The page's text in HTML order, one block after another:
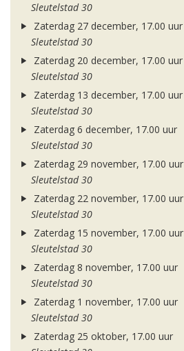
Sleutelstad 30
Zaterdag 27 december, 17.00 uur
Sleutelstad 30
Zaterdag 20 december, 17.00 uur
Sleutelstad 30
Zaterdag 13 december, 17.00 uur
Sleutelstad 30
Zaterdag 6 december, 17.00 uur
Sleutelstad 30
Zaterdag 29 november, 17.00 uur
Sleutelstad 30
Zaterdag 22 november, 17.00 uur
Sleutelstad 30
Zaterdag 15 november, 17.00 uur
Sleutelstad 30
Zaterdag 8 november, 17.00 uur
Sleutelstad 30
Zaterdag 1 november, 17.00 uur
Sleutelstad 30
Zaterdag 25 oktober, 17.00 uur